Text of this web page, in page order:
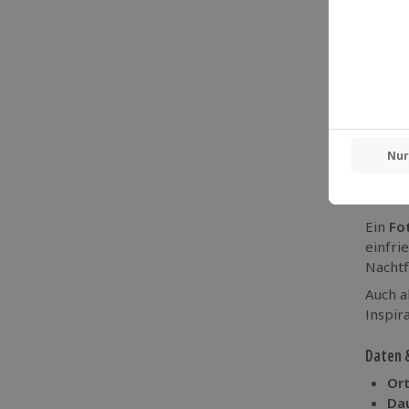
Du
Ein
Auch
Daten